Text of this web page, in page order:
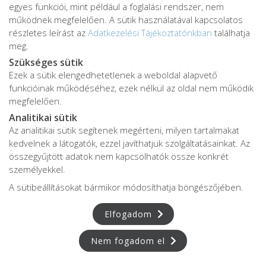
elősegítésére.
A PRP terápia során először egy kis mennyiségű
vér vesznek le a páciensből, majd ezt a vérmintát
centrifugálással feldolgozzák. A centrifugálás során
a vérből elkülönítik a vérlemezkéket és a
vérplazmát. Ezután a vérlemezkéket tartalmazó
plazmát koncentrálják, így létrehozva a trombocita
gazdag plazmát.
A PRP terápia hatása a vérlemezkékben található
növekedési faktoroknak és sejtkommunikációs
anyagoknak köszönhető. Amikor a PRP-t injekció
formájában alkalmazzák a farokcsont területén,
ezek a növekedési faktorok és sejtkommunikációs
anyagok aktiválják és serkentik a sejtek működését.
egyes funkciói, mint például a foglalási rendszer, nem
működnek megfelelően. A sütik használatával kapcsolatos
részletes leírást az Adatkezelési Tájékoztatónkban találhatja
meg.
Szükséges sütik
Ezek a sütik elengedhetetlenek a weboldal alapvető
funkcióinak működéséhez, ezek nélkül az oldal nem működik
megfelelően.
Analitikai sütik
Az analitikai sütik segítenek megérteni, milyen tartalmakat
kedvelnek a látogatók, ezzel javíthatjuk szolgáltatásainkat. Az
összegyűjtött adatok nem kapcsolhatók össze konkrét
személyekkel.
A sütibeállításokat bármikor módosíthatja böngészőjében.
Elfogadom
Nem fogadom el